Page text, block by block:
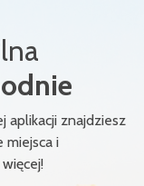
aplikacji znajdziesz
miejsca i